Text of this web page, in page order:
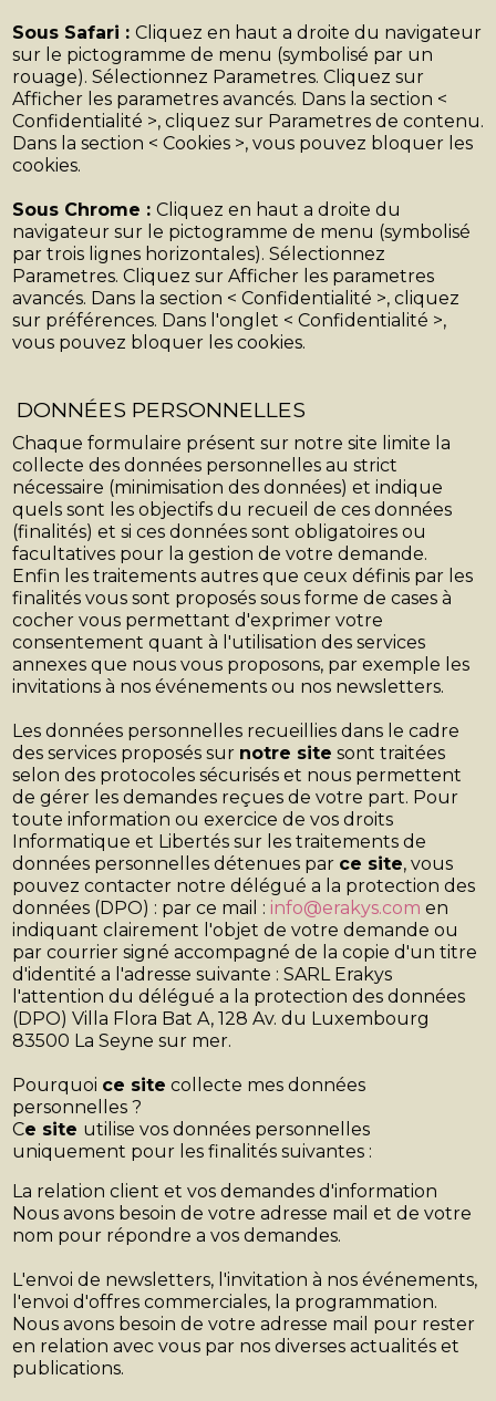
Sous Safari : Cliquez en haut a droite du navigateur
sur le pictogramme de menu (symbolisé par un
rouage). Sélectionnez Parametres. Cliquez sur
Afficher les parametres avancés. Dans la section <
Confidentialité >, cliquez sur Parametres de contenu.
Dans la section < Cookies >, vous pouvez bloquer les
cookies.
Sous Chrome : Cliquez en haut a droite du
navigateur sur le pictogramme de menu (symbolisé
par trois lignes horizontales). Sélectionnez
Parametres. Cliquez sur Afficher les parametres
avancés. Dans la section < Confidentialité >, cliquez
sur préférences. Dans l'onglet < Confidentialité >,
vous pouvez bloquer les cookies.
DONNÉES PERSONNELLES
Chaque formulaire présent sur notre site limite la
collecte des données personnelles au strict
nécessaire (minimisation des données) et indique
quels sont les objectifs du recueil de ces données
(finalités) et si ces données sont obligatoires ou
facultatives pour la gestion de votre demande.
Enfin les traitements autres que ceux définis par les
finalités vous sont proposés sous forme de cases à
cocher vous permettant d'exprimer votre
consentement quant à l'utilisation des services
annexes que nous vous proposons, par exemple les
invitations à nos événements ou nos newsletters.
Les données personnelles recueillies dans le cadre
des services proposés sur notre site sont traitées
selon des protocoles sécurisés et nous permettent
de gérer les demandes reçues de votre part. Pour
toute information ou exercice de vos droits
Informatique et Libertés sur les traitements de
données personnelles détenues par ce site, vous
pouvez contacter notre délégué a la protection des
données (DPO) : par ce mail : info@erakys.com en
indiquant clairement l'objet de votre demande ou
par courrier signé accompagné de la copie d'un titre
d'identité a l'adresse suivante : SARL Erakys
l'attention du délégué a la protection des données
(DPO) Villa Flora Bat A, 128 Av. du Luxembourg
83500 La Seyne sur mer.
Pourquoi ce site collecte mes données
personnelles ?
Ce site utilise vos données personnelles
uniquement pour les finalités suivantes :
La relation client et vos demandes d'information
Nous avons besoin de votre adresse mail et de votre
nom pour répondre a vos demandes.
L'envoi de newsletters, l'invitation à nos événements,
l'envoi d'offres commerciales, la programmation.
Nous avons besoin de votre adresse mail pour rester
en relation avec vous par nos diverses actualités et
publications.